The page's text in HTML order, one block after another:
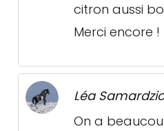
citron aussi
Merci encore !
Léa Samardzic
On a